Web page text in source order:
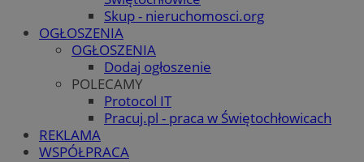
Skup - nieruchomosci.org
OGŁOSZENIA
OGŁOSZENIA
Dodaj ogłoszenie
POLECAMY
Protocol IT
Pracuj.pl - praca w Świętochłowicach
REKLAMA
WSPÓŁPRACA